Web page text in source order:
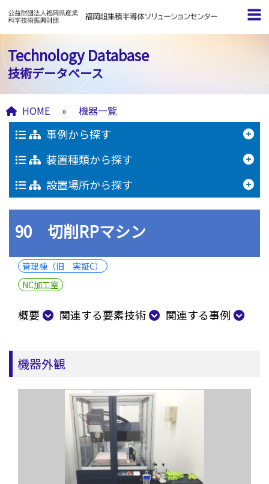
Technology Database
技術データベース
HOME » 機器一覧
事例から探す
装置種類から探す
設置場所から探す
90 切削RPマシン
管理棟（旧 実証C）
NC加工室
概要 関連する要素技術 関連する事例
機器外観